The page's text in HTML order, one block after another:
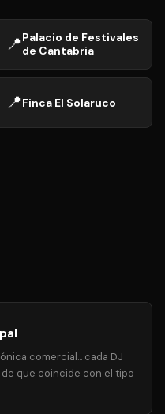
📍Palacio de Festivales
de Cantabria
📍Finca El Solaruco
comercial... cada DJ
que coincide con el tipo